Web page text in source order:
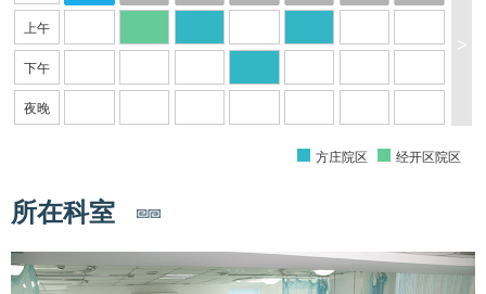
上午
下午
夜晚
>
方庄院区 经开区院区
所在科室